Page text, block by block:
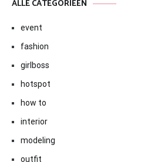
ALLE CATEGORIEËN
event
fashion
girlboss
hotspot
how to
interior
modeling
outfit